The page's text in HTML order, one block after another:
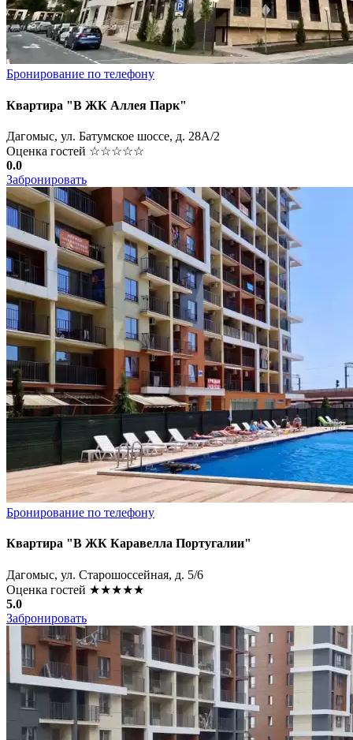
Бронирование по телефону
Квартира "В ЖК Аллея Парк"
Дагомыс, ул. Батумское шоссе, д. 28А/2
Оценка гостей ☆☆☆☆☆
0.0
Забронировать
Бронирование по телефону
Квартира "В ЖК Каравелла Португалии"
Дагомыс, ул. Старошоссейная, д. 5/6
Оценка гостей ★★★★★
5.0
Забронировать